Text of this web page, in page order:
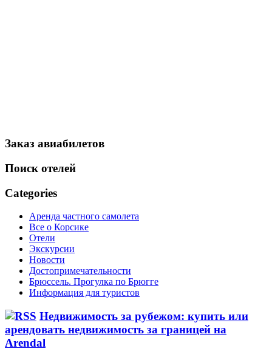
Заказ авиабилетов
Поиск отелей
Categories
Аренда частного самолета
Все о Корсике
Отели
Экскурсии
Новости
Достопримечательности
Брюссель. Прогулка по Брюгге
Информация для туристов
Недвижимость за рубежом: купить или
арендовать недвижимость за границей на
Arendal